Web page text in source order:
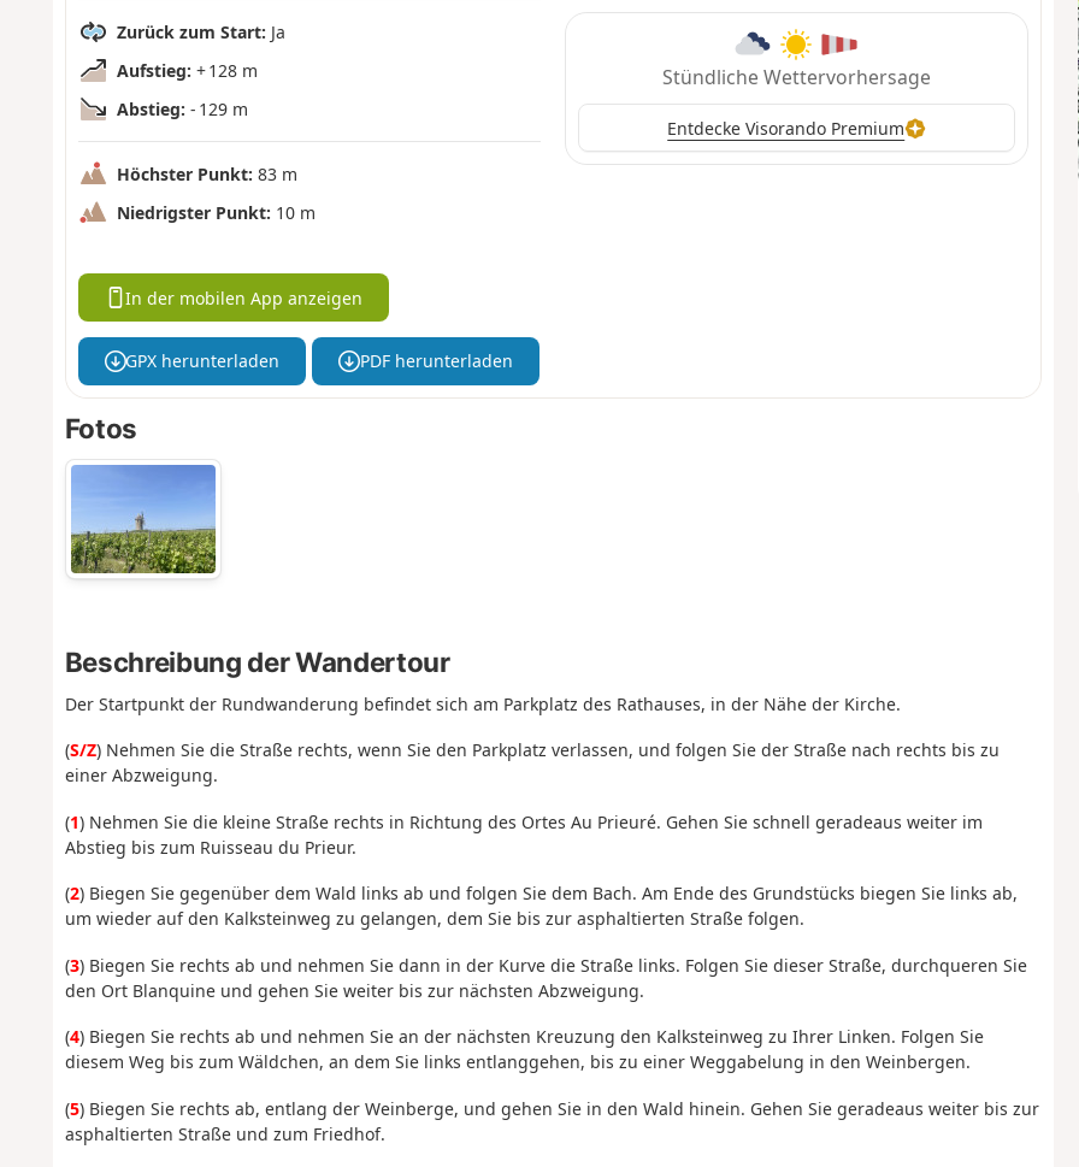
Zurück zum Start: Ja
Aufstieg: + 128 m
Abstieg: - 129 m
Höchster Punkt: 83 m
Niedrigster Punkt: 10 m
Stündliche Wettervorhersage
Entdecke Visorando Premium
In der mobilen App anzeigen
GPX herunterladen PDF herunterladen
Fotos
Beschreibung der Wandertour
Der Startpunkt der Rundwanderung befindet sich am Parkplatz des Rathauses, in der Nähe der Kirche.
(S/Z) Nehmen Sie die Straße rechts, wenn Sie den Parkplatz verlassen, und folgen Sie der Straße nach rechts bis zu
einer Abzweigung.
(1) Nehmen Sie die kleine Straße rechts in Richtung des Ortes Au Prieuré. Gehen Sie schnell geradeaus weiter im
Abstieg bis zum Ruisseau du Prieur.
(2) Biegen Sie gegenüber dem Wald links ab und folgen Sie dem Bach. Am Ende des Grundstücks biegen Sie links ab,
um wieder auf den Kalksteinweg zu gelangen, dem Sie bis zur asphaltierten Straße folgen.
(3) Biegen Sie rechts ab und nehmen Sie dann in der Kurve die Straße links. Folgen Sie dieser Straße, durchqueren Sie
den Ort Blanquine und gehen Sie weiter bis zur nächsten Abzweigung.
(4) Biegen Sie rechts ab und nehmen Sie an der nächsten Kreuzung den Kalksteinweg zu Ihrer Linken. Folgen Sie
diesem Weg bis zum Wäldchen, an dem Sie links entlanggehen, bis zu einer Weggabelung in den Weinbergen.
(5) Biegen Sie rechts ab, entlang der Weinberge, und gehen Sie in den Wald hinein. Gehen Sie geradeaus weiter bis zur
asphaltierten Straße und zum Friedhof.